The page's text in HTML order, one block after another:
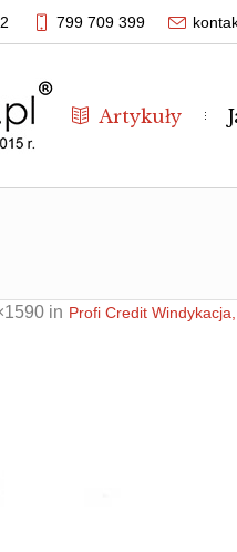
799 709 399
Artykuły
in Profi Credit